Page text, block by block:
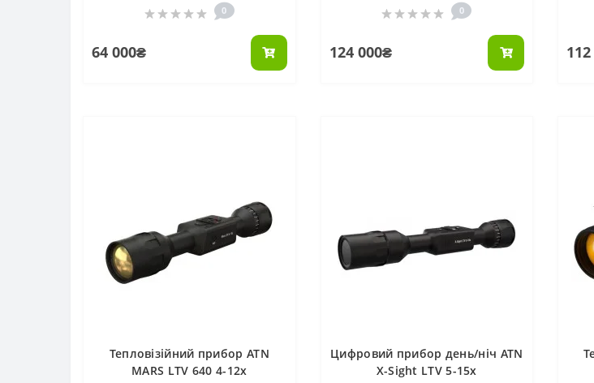
0
64 000₴
0
124 000₴
Тепловізійний прибор ATN
MARS LTV 640 4-12x
Цифровий прибор день/ніч ATN
X-Sight LTV 5-15x